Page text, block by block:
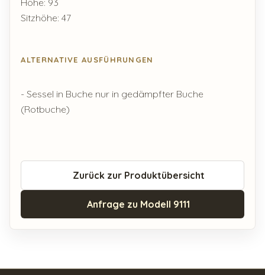
Sitzhöhe: 47
ALTERNATIVE AUSFÜHRUNGEN
- Sessel in Buche nur in gedämpfter Buche
(Rotbuche)
Zurück zur Produktübersicht
Anfrage zu Modell 9111